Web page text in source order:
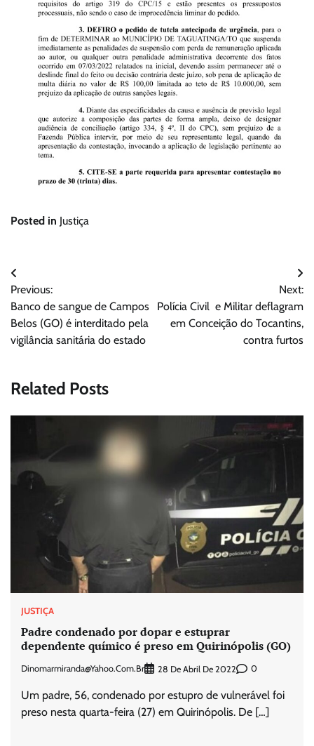
Posted in Justiça
Navegação
de
Post
Previous:
Banco de sangue de Campos
Belos (GO) é interditado pela
vigilância sanitária do estado
Next:
Polícia Civil e Militar deflagram
em Conceição do Tocantins,
contra furtos
Related Posts
JUSTIÇA
Padre condenado por dopar e estuprar
dependente químico é preso em Quirinópolis (GO)
Dinomarmiranda@yahoo.com.br 28 De Abril De 2022 0
Um padre, 56, condenado por estupro de vulnerável foi
preso nesta quarta-feira (27) em Quirinópolis. De […]